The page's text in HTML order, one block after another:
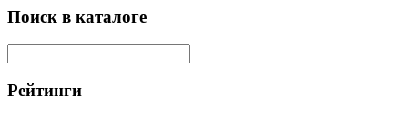
Поиск в каталоге
Рейтинги